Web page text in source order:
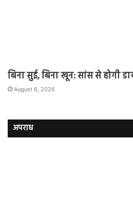
बिना सुई, बिना खून: सांस से होगी
August 6, 2026
अपराध